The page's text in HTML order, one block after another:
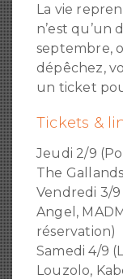
La vie
n’est qu’un
septembre,
dépêchez,
un ticket
Tickets &
Jeudi 2/9
The
Vendredi 3/9
Angel,
réservation)
Samedi 4/9
Louzolo,